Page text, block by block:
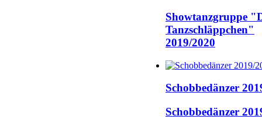
Showtanzgruppe
Tanzschläppchen"
2019/2020
Schobbedänzer
Schobbedänzer